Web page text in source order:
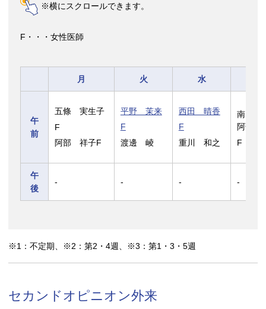
※横にスクロールできます。
F・・・女性医師
月 火 水
午
前
五條 実生子
F
阿部 祥子F
平野 茉来
F
渡邊 崚
西田 晴香
F
重川 和之
南雲
阿部
F
午
後
- - - -
※1：不定期、※2：第2・4週、※3：第1・3・5週
セカンドオピニオン外来